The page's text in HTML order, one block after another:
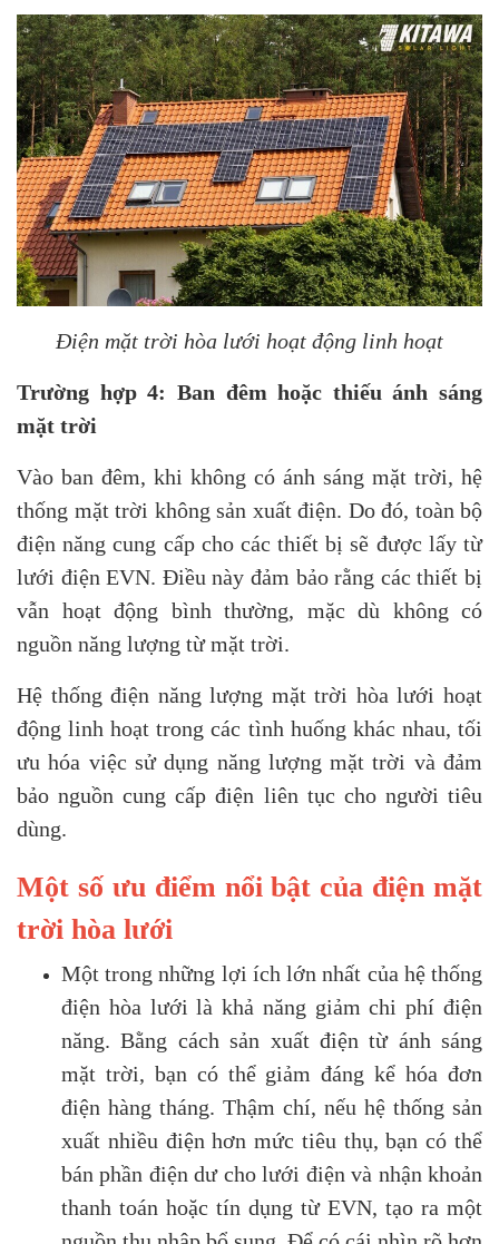
Điện mặt trời hòa lưới hoạt động linh hoạt
Trường hợp 4: Ban đêm hoặc thiếu ánh sáng
mặt trời
Vào ban đêm, khi không có ánh sáng mặt trời, hệ
thống mặt trời không sản xuất điện. Do đó, toàn bộ
điện năng cung cấp cho các thiết bị sẽ được lấy từ
lưới điện EVN. Điều này đảm bảo rằng các thiết bị
vẫn hoạt động bình thường, mặc dù không có
nguồn năng lượng từ mặt trời.
Hệ thống điện năng lượng mặt trời hòa lưới hoạt
động linh hoạt trong các tình huống khác nhau, tối
ưu hóa việc sử dụng năng lượng mặt trời và đảm
bảo nguồn cung cấp điện liên tục cho người tiêu
dùng.
Một số ưu điểm nổi bật của điện mặt
trời hòa lưới
Một trong những lợi ích lớn nhất của hệ thống
điện hòa lưới là khả năng giảm chi phí điện
năng. Bằng cách sản xuất điện từ ánh sáng
mặt trời, bạn có thể giảm đáng kể hóa đơn
điện hàng tháng. Thậm chí, nếu hệ thống sản
xuất nhiều điện hơn mức tiêu thụ, bạn có thể
bán phần điện dư cho lưới điện và nhận khoản
thanh toán hoặc tín dụng từ EVN, tạo ra một